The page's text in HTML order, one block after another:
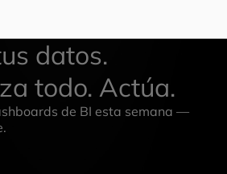
datos.
todo. Actúa.
de BI esta semana —